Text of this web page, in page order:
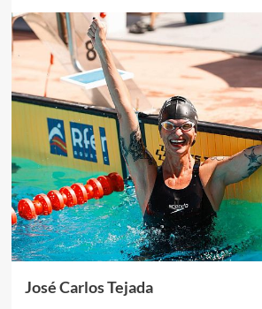
José Carlos Tejada